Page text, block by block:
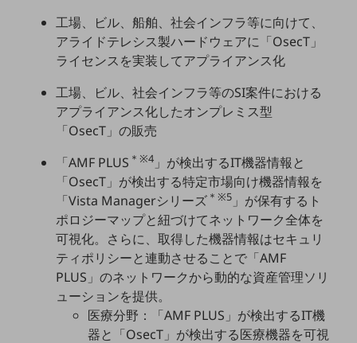
キーワードで探す
モバイルTOP
法人向けスマホ・携帯に関する、
ビジネス向けスマートフォン
タフネススマートフォン
データ通信製品
ドコモケータイ
5G対応ホームルーター
通信モジュール製品
工場、ビル、船舶、社会インフラ等に向けて、
アライドテレシス製ハードウェアに「OsecT」
ライセンスを実装してアプライアンス化
工場、ビル、社会インフラ等のSI案件における
アプライアンス化したオンプレミス型
「OsecT」の販売
「AMF PLUS ＊※4 」が検出するIT機器情報と
「OsecT」が検出する特定市場向け機器情報を
「Vista Managerシリーズ ＊※5 」が保有するト
ポロジーマップと紐づけてネットワーク全体を
可視化。さらに、取得した機器情報はセキュリ
ティポリシーと連動させることで「AMF
PLUS」のネットワークから動的な資産管理ソリ
ューションを提供。
医療分野：「AMF PLUS」が検出するIT機
器と「OsecT」が検出する医療機器を可視